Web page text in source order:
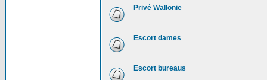
Privé Wallonië
Escort dames
Escort bureaus